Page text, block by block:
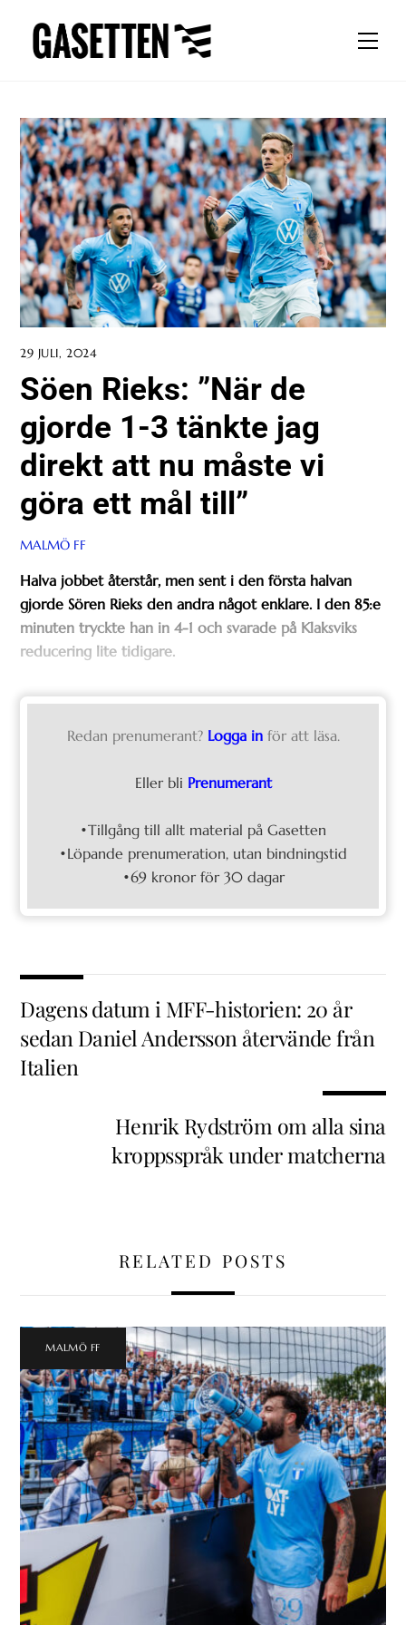
content
29 JULI, 2024
Söen Rieks: ”När de
gjorde 1-3 tänkte jag
direkt att nu måste vi
göra ett mål till”
MALMÖ FF
Halva jobbet återstår, men sent i den första halvan
gjorde Sören Rieks den andra något enklare. I den 85:e
minuten tryckte han in 4-1 och svarade på Klaksviks
reducering lite tidigare.
Redan prenumerant? Logga in för att läsa.
Eller bli Prenumerant
•Tillgång till allt material på Gasetten
•Löpande prenumeration, utan bindningstid
•69 kronor för 30 dagar
Dagens datum i MFF-historien: 20 år
sedan Daniel Andersson återvände från
Italien
Henrik Rydström om alla sina
kroppsspråk under matcherna
RELATED POSTS
MALMÖ FF